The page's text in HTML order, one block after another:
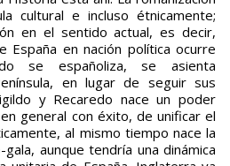
cultural e incluso étnicamente;
en el sentido actual, es decir,
España en nación política ocurre
se españoliza, se asienta
en lugar de seguir sus
y Recaredo nace un poder
general con éxito, de unificar el
al mismo tiempo nace la
aunque tendría una dinámica